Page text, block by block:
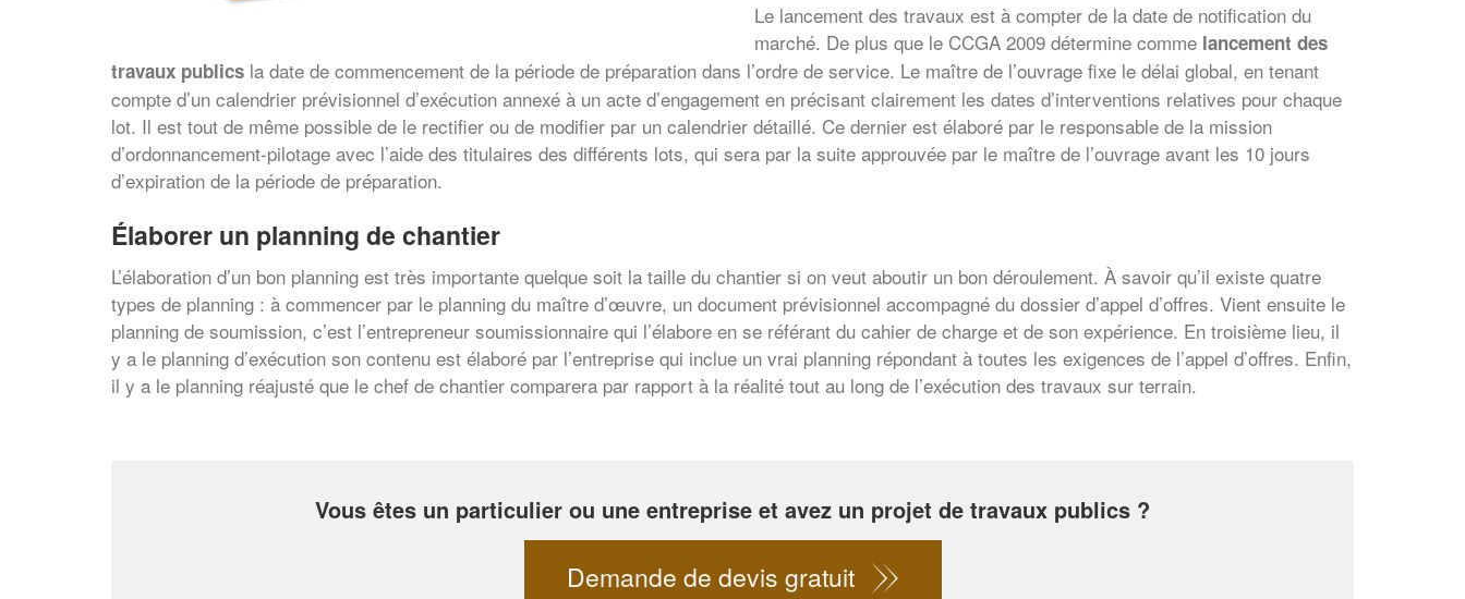
Le lancement des travaux est à compter de la date de notification du
marché. De plus que le CCGA 2009 détermine comme lancement des
travaux publics la date de commencement de la période de préparation dans l’ordre de service. Le maître de l’ouvrage fixe le délai global, en tenant
compte d’un calendrier prévisionnel d’exécution annexé à un acte d’engagement en précisant clairement les dates d’interventions relatives pour chaque
lot. Il est tout de même possible de le rectifier ou de modifier par un calendrier détaillé. Ce dernier est élaboré par le responsable de la mission
d’ordonnancement-pilotage avec l’aide des titulaires des différents lots, qui sera par la suite approuvée par le maître de l’ouvrage avant les 10 jours
d’expiration de la période de préparation.
Élaborer un planning de chantier
L’élaboration d’un bon planning est très importante quelque soit la taille du chantier si on veut aboutir un bon déroulement. À savoir qu’il existe quatre
types de planning : à commencer par le planning du maître d’œuvre, un document prévisionnel accompagné du dossier d’appel d’offres. Vient ensuite le
planning de soumission, c’est l’entrepreneur soumissionnaire qui l’élabore en se référant du cahier de charge et de son expérience. En troisième lieu, il
y a le planning d’exécution son contenu est élaboré par l’entreprise qui inclue un vrai planning répondant à toutes les exigences de l’appel d’offres. Enfin,
il y a le planning réajusté que le chef de chantier comparera par rapport à la réalité tout au long de l’exécution des travaux sur terrain.
Vous êtes un particulier ou une entreprise et avez un projet de travaux publics ?
Demande de devis gratuit
✕